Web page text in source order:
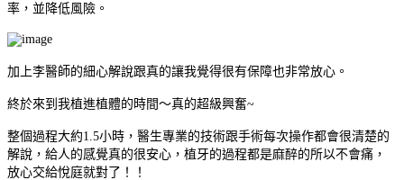
率，並降低風險。
加上李醫師的細心解說跟真的讓我覺得很有保障也非常放心。
終於來到我植進植體的時間～真的超級興奮~
整個過程大約1.5小時，醫生專業的技術跟手術每次操作都會很清楚的
解說，給人的感覺真的很安心，植牙的過程都是麻醉的所以不會痛，
放心交給悅庭就對了！！